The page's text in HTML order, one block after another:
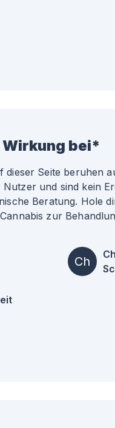
bei*
dieser Seite beruhen
und sind kein
Beratung. Hole
zur
Ch